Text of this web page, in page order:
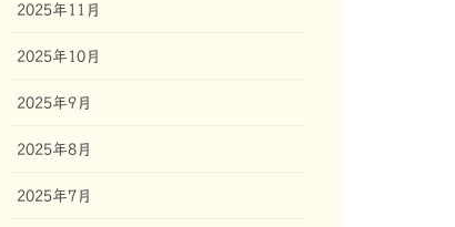
2025年11月
2025年10月
2025年9月
2025年8月
2025年7月